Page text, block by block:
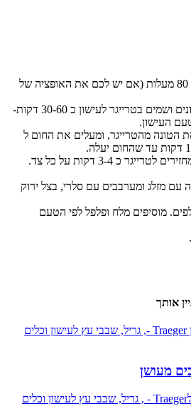
מדליקים את את הטרייגר על 80 מעלות (אם יש לכם את האופציה של
מתבלים את הטונה מכל הכיוונים ושמים בטרייגר לעישון כ 30-60 דקות-
העישון.
הטונה מהטרייגר, ומעלים את החום ל
כ 3-4 דקות על כל צד.
עם מזלג ומערבבים עם סלרי, בצל ירוק
מוסיפים מלח ופלפל לפי הטעם
אותך
מעושן